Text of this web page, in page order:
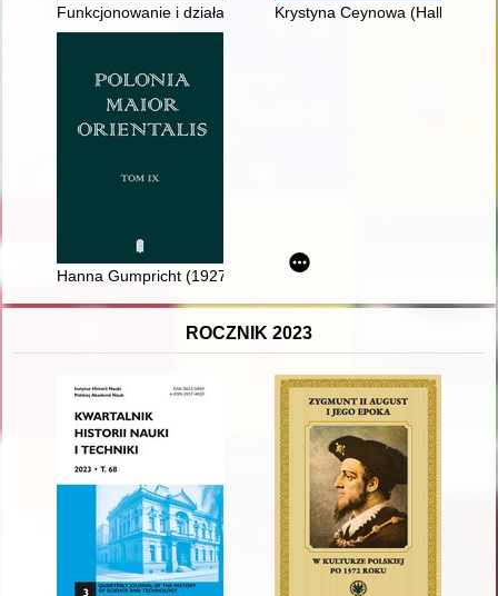
Funkcjonowanie i działalność Ministerstwa byłej Dzielnicy
Krystyna Ceynowa (Hallmann)
Hanna Gumpricht (1927-2016) - pedagożka, historyczka
ROCZNIK 2023